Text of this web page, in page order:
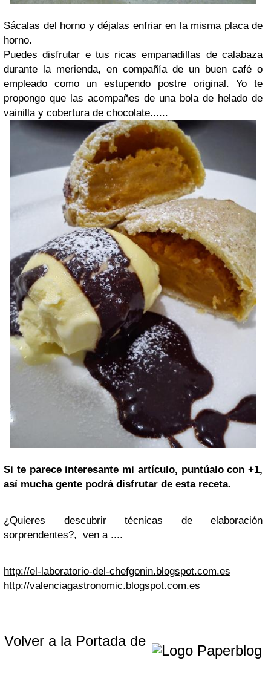
Sácalas del horno y déjalas enfriar en la misma placa de
horno.
Puedes disfrutar e tus ricas empanadillas de calabaza
durante la merienda, en compañía de un buen café o
empleado como un estupendo postre original. Yo te
propongo que las acompañes de una bola de helado de
vainilla y cobertura de chocolate......
Si te parece interesante mi artículo, puntúalo con +1,
así mucha gente podrá disfrutar de esta receta.
¿Quieres descubrir técnicas de elaboración
sorprendentes?, ven a ....
http://el-laboratorio-del-chefgonin.blogspot.com.es
http://valenciagastronomic.blogspot.com.es
Volver a la Portada de